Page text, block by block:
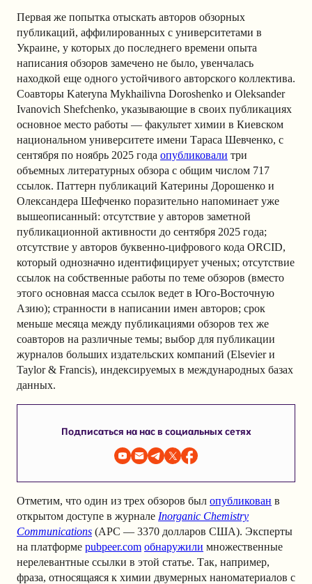
Первая же попытка отыскать авторов обзорных
публикаций, аффилированных с университетами в
Украине, у которых до последнего времени опыта
написания обзоров замечено не было, увенчалась
находкой еще одного устойчивого авторского коллектива.
Соавторы Kateryna Mykhailivna Doroshenko и Oleksander
Ivanovich Shefchenko, указывающие в своих публикациях
основное место работы — факультет химии в Киевском
национальном университете имени Тараса Шевченко, с
сентября по ноябрь 2025 года опубликовали три
объемных литературных обзора с общим числом 717
ссылок. Паттерн публикаций Катерины Дорошенко и
Олександера Шефченко поразительно напоминает уже
вышеописанный: отсутствие у авторов заметной
публикационной активности до сентября 2025 года;
отсутствие у авторов буквенно-цифрового кода ORCID,
который однозначно идентифицирует ученых; отсутствие
ссылок на собственные работы по теме обзоров (вместо
этого основная масса ссылок ведет в Юго-Восточную
Азию); странности в написании имен авторов; срок
меньше месяца между публикациями обзоров тех же
соавторов на различные темы; выбор для публикации
журналов больших издательских компаний (Elsevier и
Taylor & Francis), индексируемых в международных базах
данных.
Подписаться на нас в социальных сетях
Отметим, что один из трех обзоров был опубликован в
открытом доступе в журнале Inorganic Chemistry
Communications (APC — 3370 долларов США). Эксперты
на платформе pubpeer.com обнаружили множественные
нерелевантные ссылки в этой статье. Так, например,
фраза, относящаяся к химии двумерных наноматериалов с